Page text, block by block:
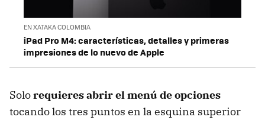
EN XATAKA COLOMBIA
iPad Pro M4: características, detalles y primeras
impresiones de lo nuevo de Apple
Solorequieres abrir el menú de opciones
tocando los tres puntos en la esquina superior